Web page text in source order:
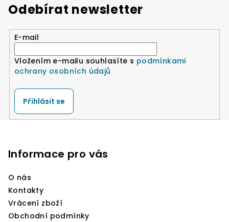
Odebírat newsletter
E-mail
Vložením e-mailu souhlasíte s podmínkami
ochrany osobních údajů
Přihlásit se
Informace pro vás
O nás
Kontakty
Vrácení zboží
Obchodní podmínky